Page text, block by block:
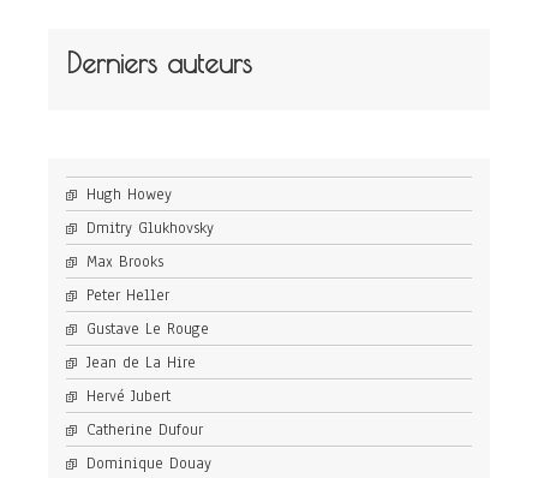
Derniers auteurs
Hugh Howey
Dmitry Glukhovsky
Max Brooks
Peter Heller
Gustave Le Rouge
Jean de La Hire
Hervé Jubert
Catherine Dufour
Dominique Douay